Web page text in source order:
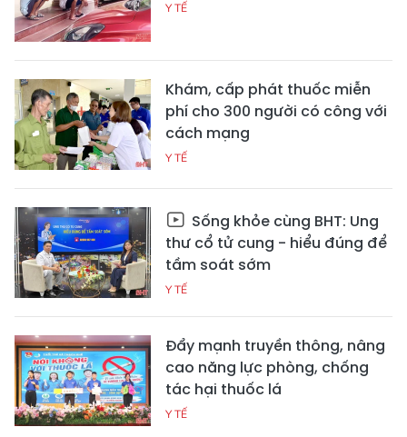
Y TẾ
Khám, cấp phát thuốc miễn
phí cho 300 người có công với
cách mạng
Y TẾ
Sống khỏe cùng BHT: Ung
thư cổ tử cung - hiểu đúng để
tầm soát sớm
Y TẾ
Đẩy mạnh truyền thông, nâng
cao năng lực phòng, chống
tác hại thuốc lá
Y TẾ